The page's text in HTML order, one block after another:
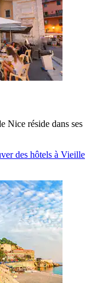
Nice réside dans ses
des hôtels à Vieille